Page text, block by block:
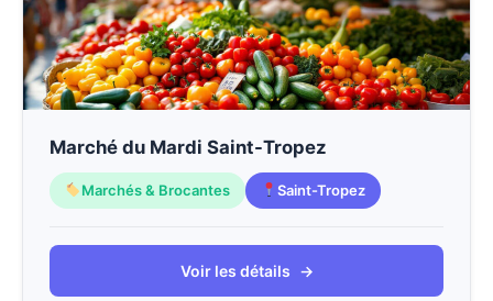
Marché du Mardi Saint-Tropez
Marchés & Brocantes Saint-Tropez
Voir les détails →